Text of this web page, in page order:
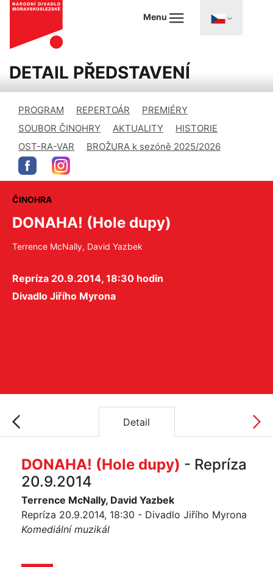
Menu
DETAIL PŘEDSTAVENÍ
PROGRAM REPERTOÁR
PREMIÉRY
SOUBOR ČINOHRY
AKTUALITY
HISTORIE
OST-RA-VAR
BROŽURA k sezóně 2025/2026
ČINOHRA
DONAHA! (Hole dupy)
Terrence McNally, David Yazbek
Repríza 20.9.2014, 18:30 hodin
Divadlo Jiřího Myrona
Detail
DONAHA! (Hole dupy) - Repríza
20.9.2014
Terrence McNally, David Yazbek
Repríza 20.9.2014, 18:30 - Divadlo Jiřího Myrona
Komediální muzikál